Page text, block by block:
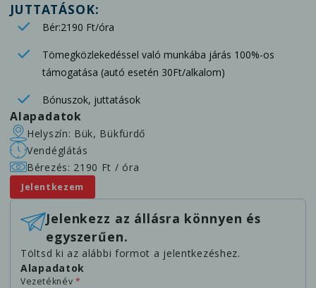
JUTTATÁSOK:
Bér:2190 Ft/óra
Tömegközlekedéssel való munkába járás 100%-os
támogatása (autó esetén 30Ft/alkalom)
Bónuszok, juttatások
Alapadatok
Helyszín: Bük, Bükfürdő
Vendéglátás
Bérezés: 2190 Ft / óra
Jelentkezem
Jelenkezz az állásra könnyen és
egyszerűen.
Töltsd ki az alábbi formot a jelentkezéshez.
Alapadatok
Vezetéknév *